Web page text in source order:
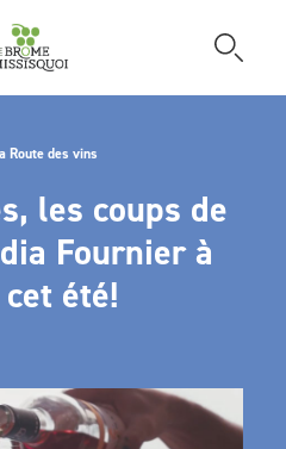
Route des vins
les coups de
Fournier à
été!